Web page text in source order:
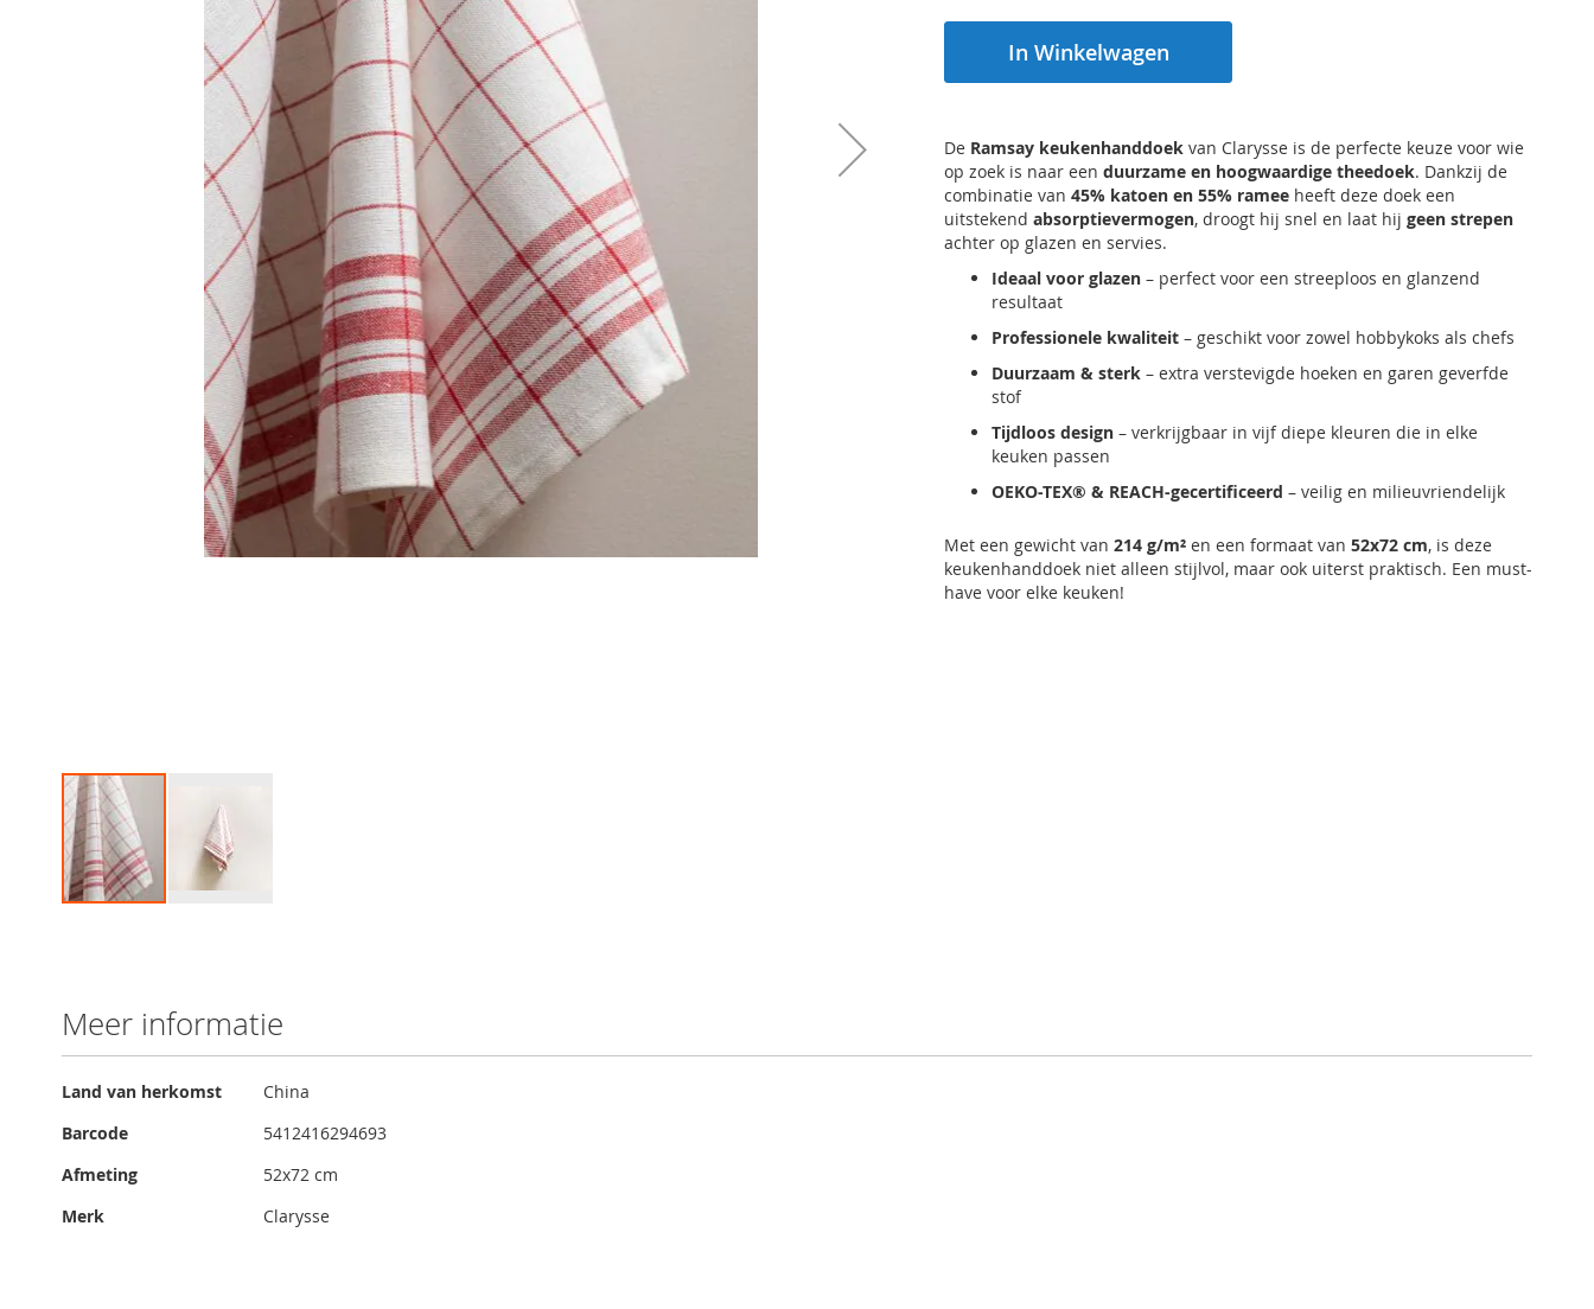
van
de
afbeeldingen-
gallerij
In Winkelwagen
De Ramsay keukenhanddoek van Clarysse is de perfecte keuze voor wie
op zoek is naar een duurzame en hoogwaardige theedoek. Dankzij de
combinatie van 45% katoen en 55% ramee heeft deze doek een
uitstekend absorptievermogen, droogt hij snel en laat hij geen strepen
achter op glazen en servies.
Ideaal voor glazen – perfect voor een streeploos en glanzend
resultaat
Professionele kwaliteit – geschikt voor zowel hobbykoks als chefs
Duurzaam & sterk – extra verstevigde hoeken en garen geverfde
stof
Tijdloos design – verkrijgbaar in vijf diepe kleuren die in elke
keuken passen
OEKO-TEX® & REACH-gecertificeerd – veilig en milieuvriendelijk
Met een gewicht van 214 g/m² en een formaat van 52x72 cm, is deze
keukenhanddoek niet alleen stijlvol, maar ook uiterst praktisch. Een must-
have voor elke keuken!
Meer informatie
Meer
Land van herkomst
China
Barcode
5412416294693
Afmeting
52x72 cm
Merk
Clarysse